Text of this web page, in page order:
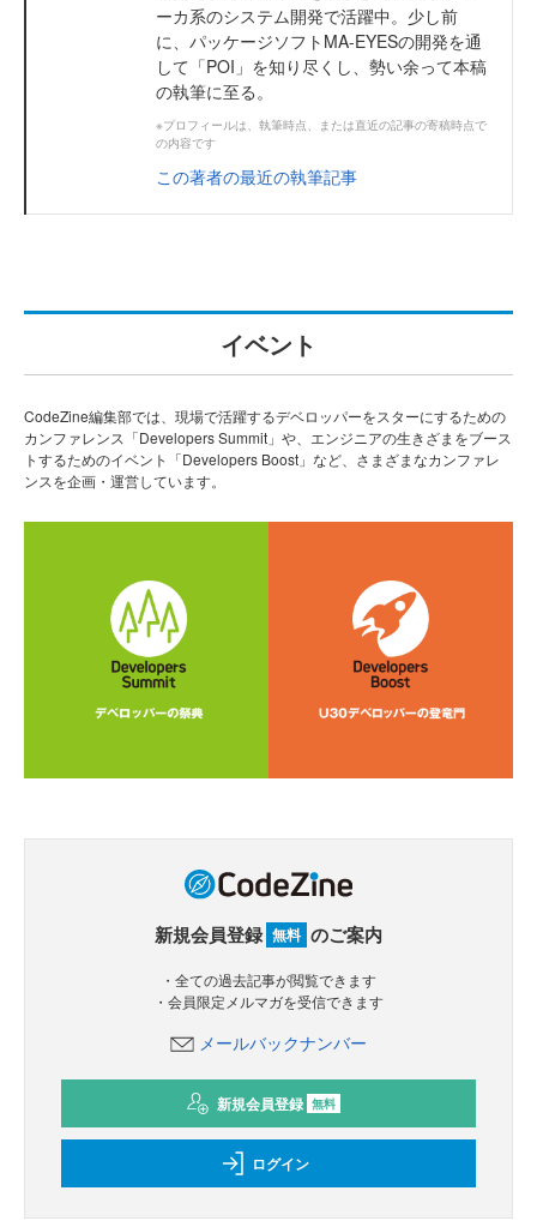
ーカ系のシステム開発で活躍中。少し前
に、パッケージソフトMA-EYESの開発を通
して「POI」を知り尽くし、勢い余って本稿
の執筆に至る。
※プロフィールは、執筆時点、または直近の記事の寄稿時点で
の内容です
この著者の最近の執筆記事
イベント
CodeZine編集部では、現場で活躍するデベロッパーをスターにするための
カンファレンス「Developers Summit」や、エンジニアの生きざまをブース
トするためのイベント「Developers Boost」など、さまざまなカンファレ
ンスを企画・運営しています。
新規会員登録 無料 のご案内
・全ての過去記事が閲覧できます
・会員限定メルマガを受信できます
メールバックナンバー
新規会員登録 無料
ログイン